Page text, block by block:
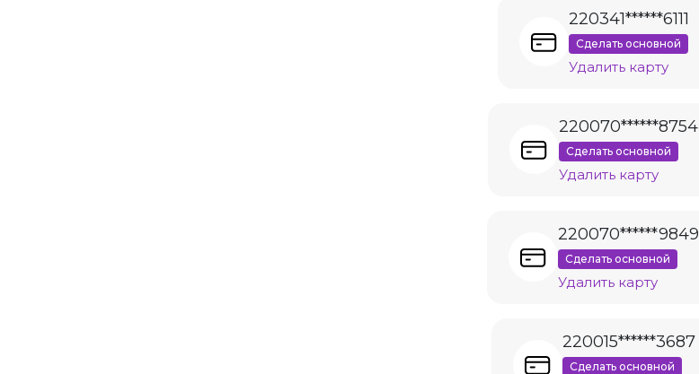
220341******6111
Сделать основной
Удалить карту
220070******8754
Сделать основной
Удалить карту
220070******9849
Сделать основной
Удалить карту
220015******3687
Сделать основной